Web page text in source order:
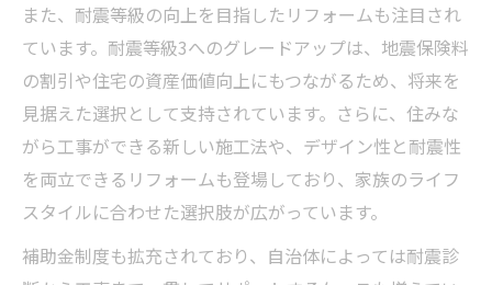
また、耐震等級の向上を目指したリフォームも注目され
ています。耐震等級3へのグレードアップは、地震保険料
の割引や住宅の資産価値向上にもつながるため、将来を
見据えた選択として支持されています。さらに、住みな
がら工事ができる新しい施工法や、デザイン性と耐震性
を両立できるリフォームも登場しており、家族のライフ
スタイルに合わせた選択肢が広がっています。
補助金制度も拡充されており、自治体によっては耐震診